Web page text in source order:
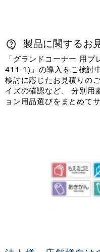
製品に関するお
「グランドコーナー 用
411-1)」の導入をご検討
検討に応じたお見積りの
イズの確認など、 分別用
ョン用品選びをまとめて